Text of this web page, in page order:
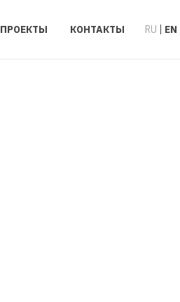
ПРОЕКТЫ КОНТАКТЫ RU EN